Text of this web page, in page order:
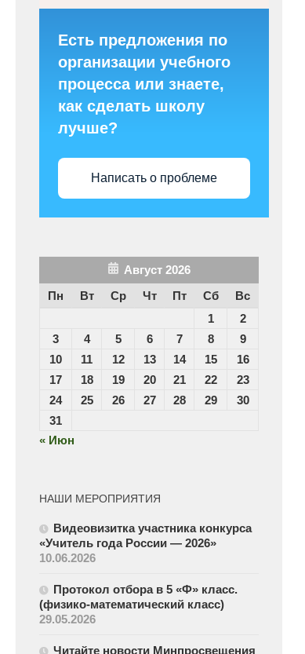
Есть предложения по
организации учебного
процесса или знаете,
как сделать школу
лучше?
Написать о проблеме
Август 2026
Пн
Вт Ср Чт Пт Сб
Вс
1
2
3
4 5 6 7 8
9
10
11 12 13 14 15
16
17
18 19 20 21 22
23
24
25 26 27 28 29
30
31
« Июн
НАШИ МЕРОПРИЯТИЯ
Видеовизитка участника конкурса
«Учитель года России — 2026»
10.06.2026
Протокол отбора в 5 «Ф» класс.
(физико-математический класс)
29.05.2026
Читайте новости Минпросвещения